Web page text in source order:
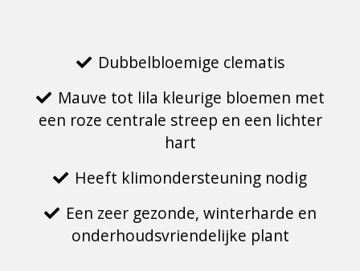
Dubbelbloemige clematis
Mauve tot lila kleurige bloemen met
een roze centrale streep en een lichter
hart
Heeft klimondersteuning nodig
Een zeer gezonde, winterharde en
onderhoudsvriendelijke plant